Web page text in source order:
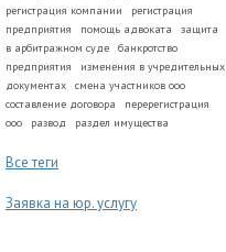
регистрация компании
регистрация
предприятия
помощь адвоката
защита
в арбитражном суде
банкротство
предприятия
изменения в учредительных
документах
смена участников ооо
составление договора
перерегистрация
ооо
развод раздел имущества
Все теги
Заявка на юр. услугу